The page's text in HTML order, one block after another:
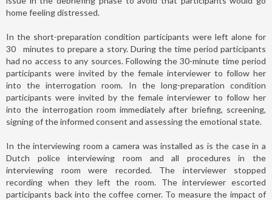
home feeling distressed.
In the short-preparation condition participants were left alone for
30
minutes to prepare a story. During the time period participants
had no access to any sources. Following the 30-minute time period
participants were invited by the female interviewer to follow her
into the interrogation room. In the long-preparation condition
participants were invited by the female interviewer to follow her
into the interrogation room immediately after briefing, screening,
signing of the informed consent and assessing the emotional state.
In the interviewing room a camera was installed as is the case in a
Dutch police interviewing room and all procedures in the
interviewing room were recorded. The interviewer stopped
recording when they left the room. The interviewer escorted
participants back into the coffee corner. To measure the impact of